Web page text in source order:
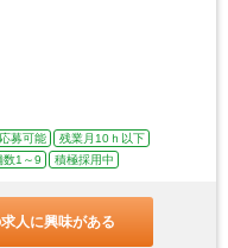
募可能
残業月10ｈ以下
数1～9 積極採用中
人に興味がある